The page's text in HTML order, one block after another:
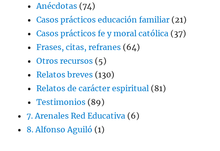
Anécdotas (74)
Casos prácticos educación familiar (21)
Casos prácticos fe y moral católica (37)
Frases, citas, refranes (64)
Otros recursos (5)
Relatos breves (130)
Relatos de carácter espiritual (81)
Testimonios (89)
7. Arenales Red Educativa (6)
8. Alfonso Aguiló (1)